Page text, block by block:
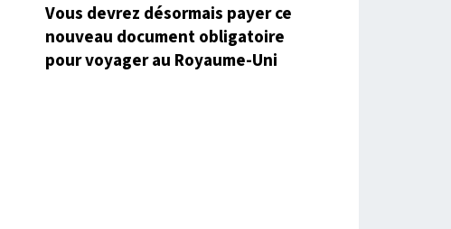
Vous devrez désormais payer ce
nouveau document obligatoire
pour voyager au Royaume-Uni